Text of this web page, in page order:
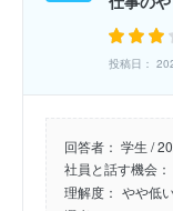
投稿日：
回答者： 学生 /
社員と話す機会：
理解度： やや低